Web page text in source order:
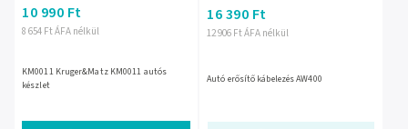
8 654 Ft ÁFA nélkül
10 990 Ft
KM0011 Kruger&Matz KM0011 autós
készlet
12 906 Ft ÁFA nélkül
16 390 Ft
Autó erősítő kábelezés AW400